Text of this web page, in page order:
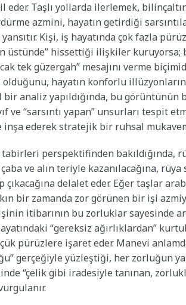
eder. Taşlı yollarda ilerlemek,
azmini, hayatın getirdiği
Kişi, iş hayatında çok fazla
üstünde” hissettiği ilişkiler kuruyorsa;
tek güzergah” mesajını verme
hayatın konforlu
bir analiz yapıldığında, bu
ve “sarsıntı yapan” unsurları tespit
ederek stratejik bir ruhsal
perspektifinden bakıldığında,
ve alın teriyle kazanılacağına,
çıkacağına delalet eder. Eğer taşlar
bir zamanda zor görünen bir işi
itibarının bu zorluklar sayesinde
“gereksiz ağırlıklardan”
pürüzlere işaret eder. Manevi
gerçeğiyle yüzleştiği, her zorluğun
“çelik gibi iradesiyle tanınan,